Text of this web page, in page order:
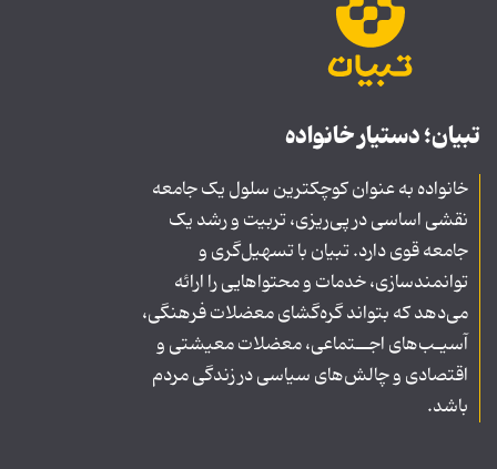
تبیان؛ دستیار خانواده
خانواده به عنوان کوچکترین سلول یک جامعه
نقشی اساسی در پی‌ریزی، تربیت و رشد یک
جامعه قوی دارد. تبیان با تسهیل‌گری و
توانمندسازی، خدمات و محتواهایی را ارائه
می‌دهد که بتواند گره‌گشای معضلات فرهنگی،
آسیـب‌های اجــتماعی، معضلات معیشتی و
اقتصادی و چالش‌های سیاسی در زندگی مردم
باشد.